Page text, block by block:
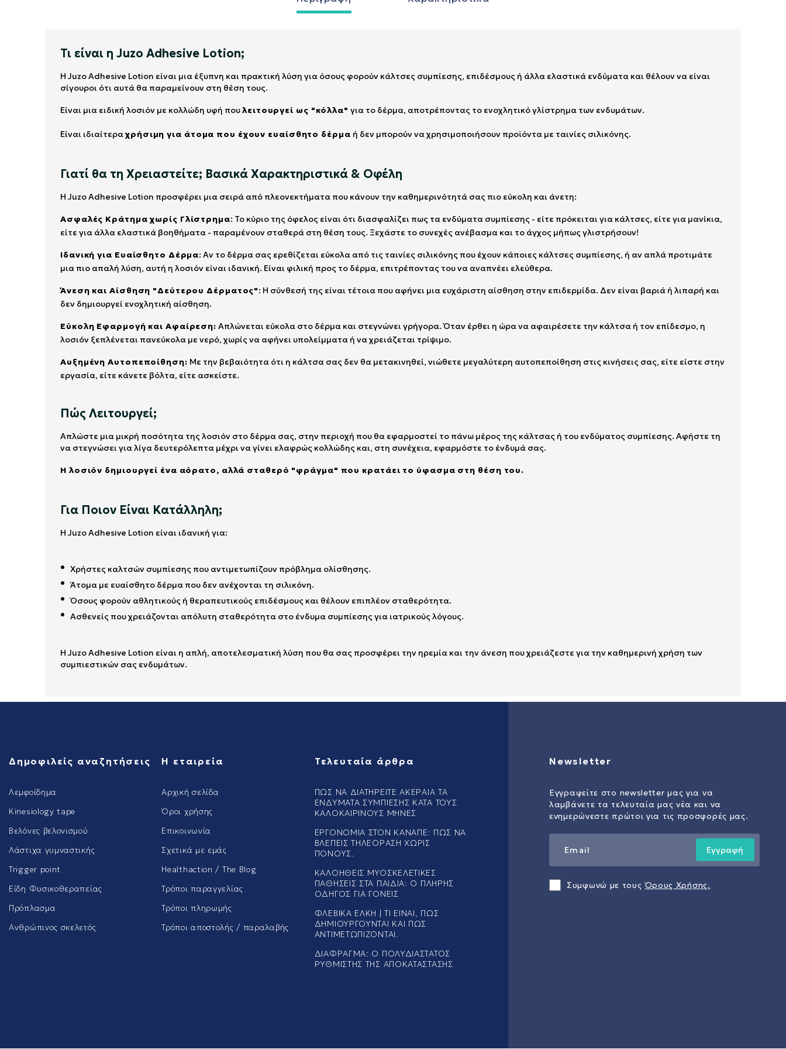
Τι είναι η Juzo Adhesive Lotion;
Η Juzo Adhesive Lotion είναι μια έξυπνη και πρακτική λύση για όσους φορούν κάλτσες συμπίεσης, επιδέσμους ή άλλα ελαστικά ενδύματα και θέλουν να είναι
σίγουροι ότι αυτά θα παραμείνουν στη θέση τους.
Είναι μια ειδική λοσιόν με κολλώδη υφή πουλειτουργεί ως "κόλλα" για το δέρμα, αποτρέποντας το ενοχλητικό γλίστρημα των ενδυμάτων.
Είναι ιδιαίτεραχρήσιμη για άτομα που έχουν ευαίσθητο δέρμα ή δεν μπορούν να χρησιμοποιήσουν προϊόντα με ταινίες σιλικόνης.
Γιατί θα τη Χρειαστείτε; Βασικά Χαρακτηριστικά & Οφέλη
Η Juzo Adhesive Lotion προσφέρει μια σειρά από πλεονεκτήματα που κάνουν την καθημερινότητά σας πιο εύκολη και άνετη:
Ασφαλές Κράτημα χωρίς Γλίστρημα: Το κύριο της όφελος είναι ότι διασφαλίζει πως τα ενδύματα συμπίεσης - είτε πρόκειται για κάλτσες, είτε για μανίκια,
είτε για άλλα ελαστικά βοηθήματα - παραμένουν σταθερά στη θέση τους. Ξεχάστε το συνεχές ανέβασμα και το άγχος μήπως γλιστρήσουν!
Ιδανική για Ευαίσθητο Δέρμα: Αν το δέρμα σας ερεθίζεται εύκολα από τις ταινίες σιλικόνης που έχουν κάποιες κάλτσες συμπίεσης, ή αν απλά προτιμάτε
μια πιο απαλή λύση, αυτή η λοσιόν είναι ιδανική. Είναι φιλική προς το δέρμα, επιτρέποντας του να αναπνέει ελεύθερα.
Άνεση και Αίσθηση "Δεύτερου Δέρματος": Η σύνθεσή της είναι τέτοια που αφήνει μια ευχάριστη αίσθηση στην επιδερμίδα. Δεν είναι βαριά ή λιπαρή και
δεν δημιουργεί ενοχλητική αίσθηση.
Εύκολη Εφαρμογή και Αφαίρεση: Απλώνεται εύκολα στο δέρμα και στεγνώνει γρήγορα. Όταν έρθει η ώρα να αφαιρέσετε την κάλτσα ή τον επίδεσμο, η
λοσιόν ξεπλένεται πανεύκολα με νερό, χωρίς να αφήνει υπολείμματα ή να χρειάζεται τρίψιμο.
Αυξημένη Αυτοπεποίθηση: Με την βεβαιότητα ότι η κάλτσα σας δεν θα μετακινηθεί, νιώθετε μεγαλύτερη αυτοπεποίθηση στις κινήσεις σας, είτε είστε στην
εργασία, είτε κάνετε βόλτα, είτε ασκείστε.
Πώς Λειτουργεί;
Απλώστε μια μικρή ποσότητα της λοσιόν στο δέρμα σας, στην περιοχή που θα εφαρμοστεί το πάνω μέρος της κάλτσας ή του ενδύματος συμπίεσης. Αφήστε τη
να στεγνώσει για λίγα δευτερόλεπτα μέχρι να γίνει ελαφρώς κολλώδης και, στη συνέχεια, εφαρμόστε το ένδυμά σας.
Η λοσιόν δημιουργεί ένα αόρατο, αλλά σταθερό "φράγμα" που κρατάει το ύφασμα στη θέση του.
Για Ποιον Είναι Κατάλληλη;
Η Juzo Adhesive Lotion είναι ιδανική για:
Χρήστες καλτσών συμπίεσης που αντιμετωπίζουν πρόβλημα ολίσθησης.
Άτομα με ευαίσθητο δέρμα που δεν ανέχονται τη σιλικόνη.
Όσους φορούν αθλητικούς ή θεραπευτικούς επιδέσμους και θέλουν επιπλέον σταθερότητα.
Ασθενείς που χρειάζονται απόλυτη σταθερότητα στο ένδυμα συμπίεσης για ιατρικούς λόγους.
Η Juzo Adhesive Lotion είναι η απλή, αποτελεσματική λύση που θα σας προσφέρει την ηρεμία και την άνεση που χρειάζεστε για την καθημερινή χρήση των
συμπιεστικών σας ενδυμάτων.
Δημοφιλείς αναζητήσεις
Λεμφοίδημα
Kinesiology tape
Βελόνες βελονισμού
Λάστιχα γυμναστικής
Trigger point
Είδη Φυσικοθεραπείας
Πρόπλασμα
Ανθρώπινος σκελετός
Η εταιρεία
Αρχική σελίδα
Όροι χρήσης
Επικοινωνία
Σχετικά με εμάς
Healthaction / The Blog
Τρόποι παραγγελίας
Τρόποι πληρωμής
Τρόποι αποστολής / παραλαβής
Τελευταία άρθρα
ΠΏΣ ΝΑ ΔΙΑΤΗΡΕΊΤΕ ΑΚΈΡΑΙΑ ΤΑ
ΕΝΔΎΜΑΤΑ ΣΥΜΠΊΕΣΗΣ ΚΑΤΆ ΤΟΥΣ
ΚΑΛΟΚΑΙΡΙΝΟΎΣ ΜΉΝΕΣ
ΕΡΓΟΝΟΜΊΑ ΣΤΟΝ ΚΑΝΑΠΈ: ΠΏΣ ΝΑ
ΒΛΈΠΕΙΣ ΤΗΛΕΌΡΑΣΗ ΧΩΡΊΣ
ΠΌΝΟΥΣ.
ΚΑΛΟΉΘΕΙΣ ΜΥΟΣΚΕΛΕΤΙΚΈΣ
ΠΑΘΉΣΕΙΣ ΣΤΑ ΠΑΙΔΙΆ: Ο ΠΛΉΡΗΣ
ΟΔΗΓΌΣ ΓΙΑ ΓΟΝΕΊΣ
ΦΛΕΒΙΚΆ ΈΛΚΗ | ΤΙ ΕΊΝΑΙ, ΠΏΣ
ΔΗΜΙΟΥΡΓΟΎΝΤΑΙ ΚΑΙ ΠΏΣ
ΑΝΤΙΜΕΤΩΠΊΖΟΝΤΑΙ.
ΔΙΆΦΡΑΓΜΑ: Ο ΠΟΛΥΔΙΆΣΤΑΤΟΣ
ΡΥΘΜΙΣΤΉΣ ΤΗΣ ΑΠΟΚΑΤΆΣΤΑΣΗΣ
Newsletter
Εγγραφείτε στο newsletter μας για να
λαμβάνετε τα τελευταία μας νέα και να
ενημερώνεστε πρώτοι για τις προσφορές μας.
Εγγραφή
Συμφωνώ με τους Όρους Χρήσης.